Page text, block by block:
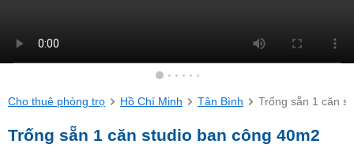
Cho thuê phòng trọ Hồ Chí Minh Tân Bình Trống sẵn 1 căn
Trống sẵn 1 căn studio ban công 40m2